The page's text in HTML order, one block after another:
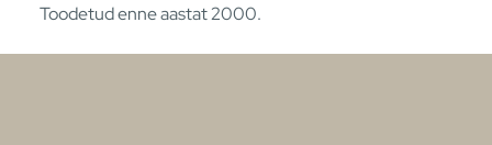
Toodetud enne aastat 2000.